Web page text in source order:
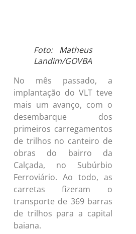
Foto: Matheus
Landim/GOVBA
No mês passado, a
implantação do VLT teve
mais um avanço, com o
desembarque dos
primeiros carregamentos
de trilhos no canteiro de
obras do bairro da
Calçada, no Subúrbio
Ferroviário. Ao todo, as
carretas fizeram o
transporte de 369 barras
de trilhos para a capital
baiana.